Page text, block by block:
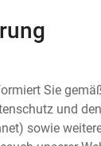
Sie
und
sowie